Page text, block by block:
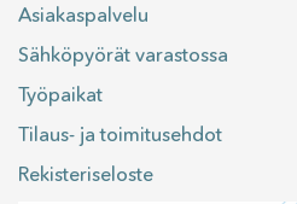
Asiakaspalvelu
Sähköpyörät varastossa
Työpaikat
Tilaus- ja toimitusehdot
Rekisteriseloste